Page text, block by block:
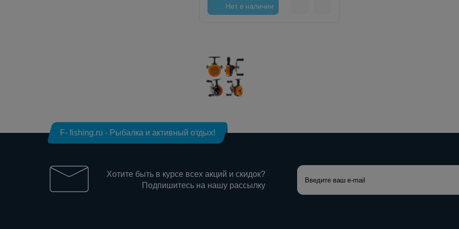
Нет в наличии
F- fishing.ru - Рыбалка и активный отдых!
Хотите быть в курсе всех акций и скидок?
Подпишитесь на нашу рассылку